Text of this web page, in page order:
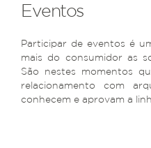
Eventos
Participar de eventos é
mais do consumidor as
São nestes momentos
relacionamento com
conhecem e aprovam a